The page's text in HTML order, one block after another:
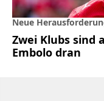
Neue
Zwei Klubs sind
Embolo dran